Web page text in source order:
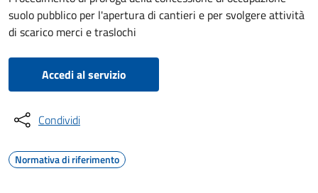
suolo pubblico per l'apertura di cantieri e per svolgere attività
di scarico merci e traslochi
Accedi al servizio
Condividi
Normativa di riferimento